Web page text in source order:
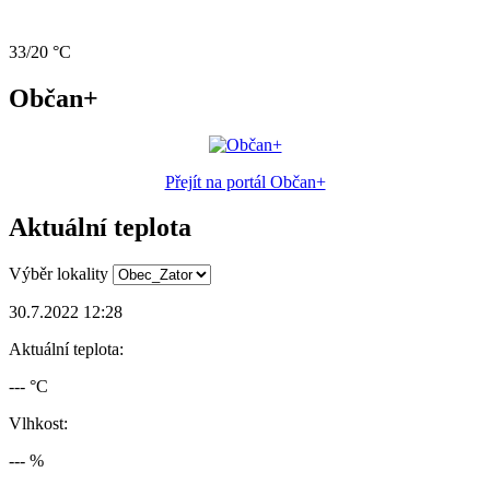
33/20 °C
Občan+
Přejít na portál Občan+
Aktuální teplota
Výběr lokality
30.7.2022 12:28
Aktuální teplota:
--- °C
Vlhkost:
--- %